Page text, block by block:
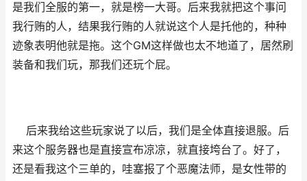
是我们全服的第一，就是榜一大哥。后来我就把这个事问
我行贿的人，结果我行贿的人就说这个人是托他的，种种
迹象表明他就是拖。这个GM这样做也太不地道了，居然刷
装备和我们玩，那我们还玩个屁。
后来我给这些玩家说了以后，我们是全体直接退服。后
来这个服务器也是直接宣布凉凉，就直接垮台了。好了，
还是看我这个三单的，哇塞报了个恶魔法师，是女性带的